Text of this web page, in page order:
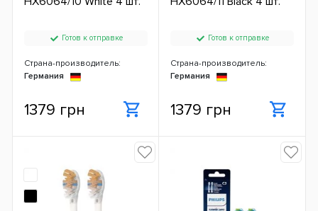
Готов к отправке
Страна-производитель:
Германия
1379 грн
Готов к отправке
Страна-производитель:
Германия
1379 грн